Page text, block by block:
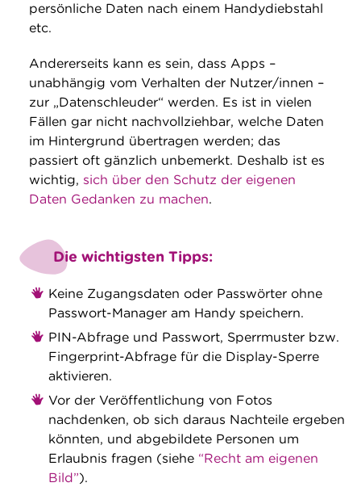
persönliche Daten nach einem Handydiebstahl
etc.
Andererseits kann es sein, dass Apps –
unabhängig vom Verhalten der Nutzer/innen –
zur „Datenschleuder“ werden. Es ist in vielen
Fällen gar nicht nachvollziehbar, welche Daten
im Hintergrund übertragen werden; das
passiert oft gänzlich unbemerkt. Deshalb ist es
wichtig, sich über den Schutz der eigenen
Daten Gedanken zu machen.
Die wichtigsten Tipps:
Keine Zugangsdaten oder Passwörter ohne
Passwort-Manager am Handy speichern.
PIN-Abfrage und Passwort, Sperrmuster bzw.
Fingerprint-Abfrage für die Display-Sperre
aktivieren.
Vor der Veröffentlichung von Fotos
nachdenken, ob sich daraus Nachteile ergeben
könnten, und abgebildete Personen um
Erlaubnis fragen (siehe “Recht am eigenen
Bild”).